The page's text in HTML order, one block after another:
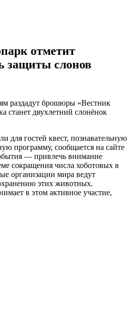
отметит
защиты слонов
раздадут брошюры «Вестник
станет двухлетний слонёнок
для гостей квест, познавательную
программу, сообщается на сайте
— привлечь внимание
сокращения числа хоботовых в
организации мира ведут
этих животных.
в этом активное участие,